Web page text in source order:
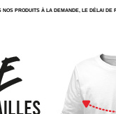
NOS PRODUITS À LA DEMANDE, LE DÉLAI